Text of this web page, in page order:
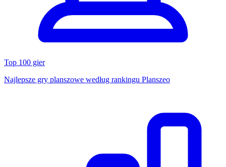
Top 100 gier
Najlepsze gry planszowe według rankingu Planszeo